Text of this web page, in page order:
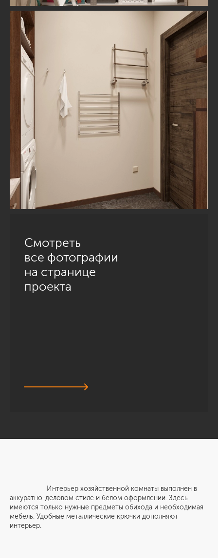
Смотреть
все фотографии
на странице
проекта
Интерьер хозяйственной комнаты выполнен в
аккуратно-деловом стиле и белом оформлении. Здесь
имеются только нужные предметы обихода и необходимая
мебель. Удобные металлические крючки дополняют
интерьер.